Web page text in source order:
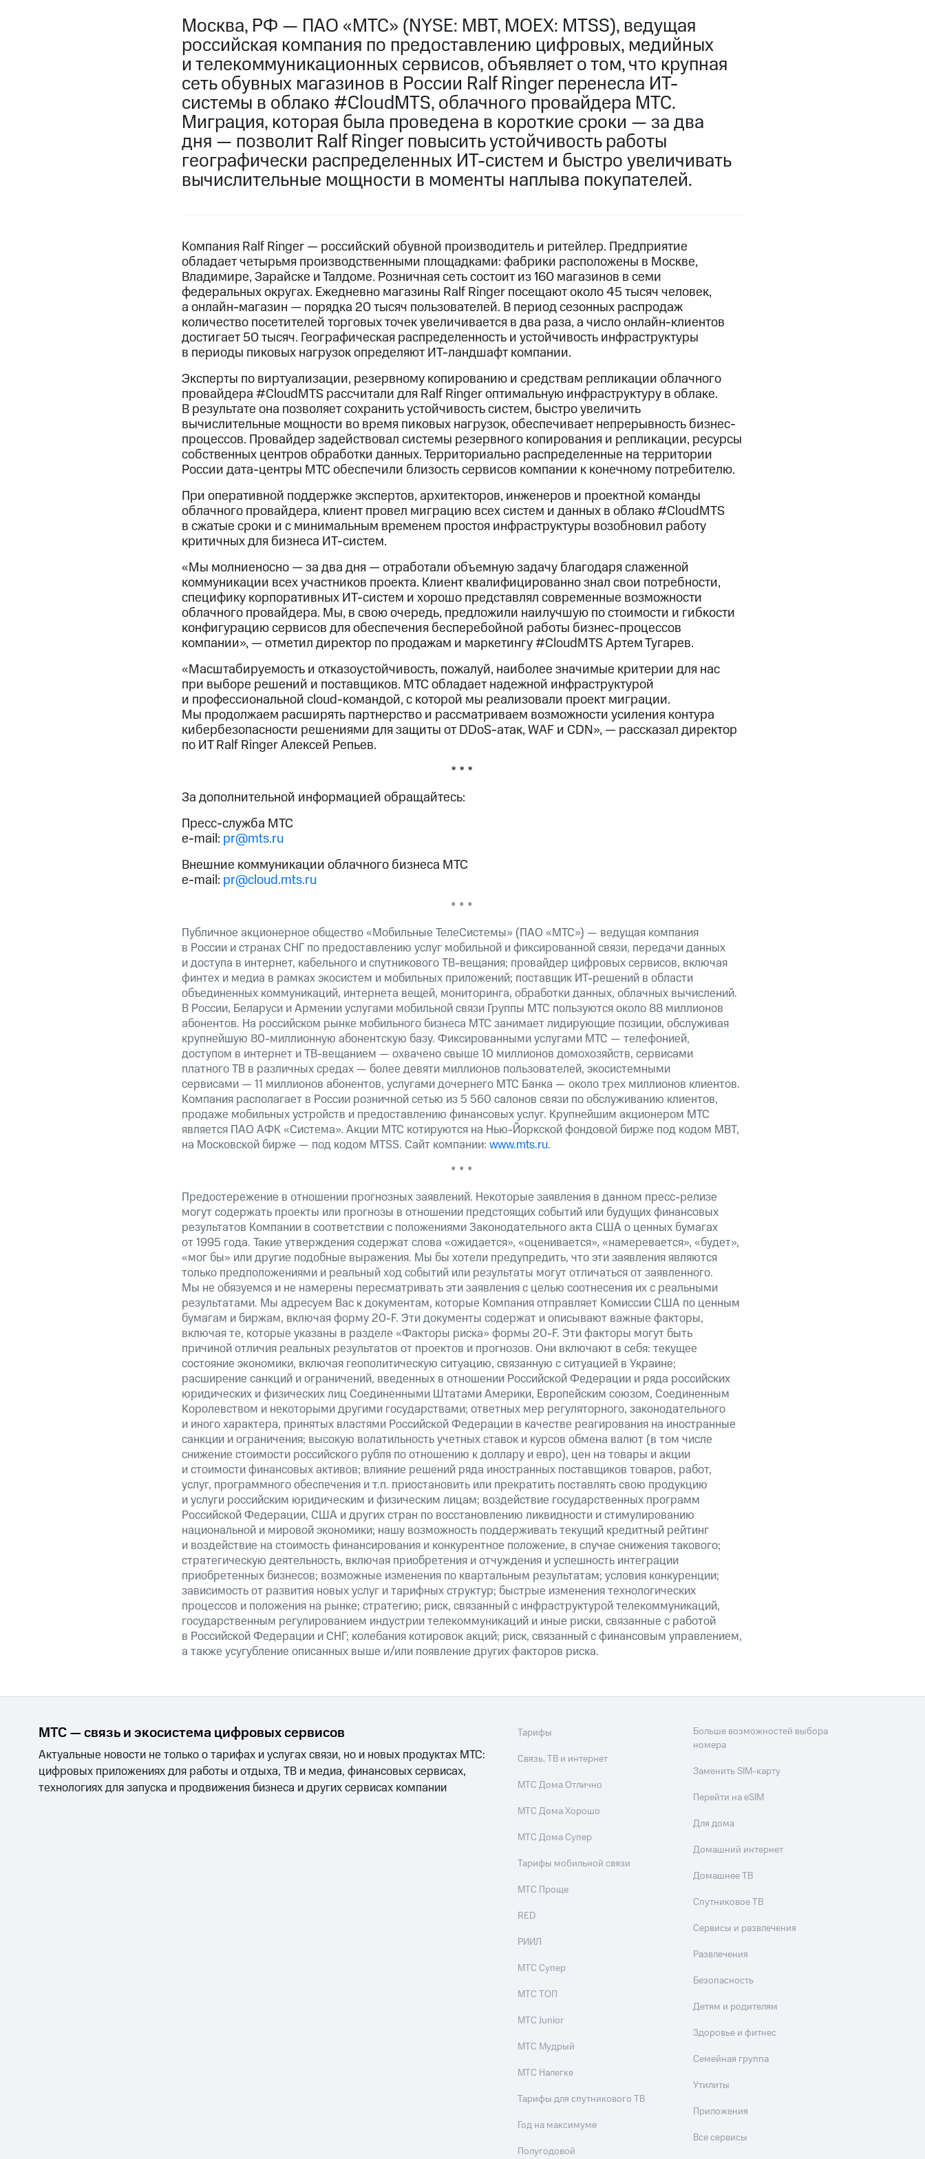
Москва, РФ — ПАО «МТС» (NYSE: MBT, MOEX: MTSS), ведущая
российская компания по предоставлению цифровых, медийных
и телекоммуникационных сервисов, объявляет о том, что крупная
сеть обувных магазинов в России Ralf Ringer перенесла ИТ-
системы в облако #CloudMTS, облачного провайдера МТС.
Миграция, которая была проведена в короткие сроки — за два
дня — позволит Ralf Ringer повысить устойчивость работы
географически распределенных ИТ-систем и быстро увеличивать
вычислительные мощности в моменты наплыва покупателей.
Компания Ralf Ringer — российский обувной производитель и ритейлер. Предприятие
обладает четырьмя производственными площадками: фабрики расположены в Москве,
Владимире, Зарайске и Талдоме. Розничная сеть состоит из 160 магазинов в семи
федеральных округах. Ежедневно магазины Ralf Ringer посещают около 45 тысяч человек,
а онлайн-магазин — порядка 20 тысяч пользователей. В период сезонных распродаж
количество посетителей торговых точек увеличивается в два раза, а число онлайн-клиентов
достигает 50 тысяч. Географическая распределенность и устойчивость инфраструктуры
в периоды пиковых нагрузок определяют ИТ-ландшафт компании.
Эксперты по виртуализации, резервному копированию и средствам репликации облачного
провайдера #CloudMTS рассчитали для Ralf Ringer оптимальную инфраструктуру в облаке.
В результате она позволяет сохранить устойчивость систем, быстро увеличить
вычислительные мощности во время пиковых нагрузок, обеспечивает непрерывность бизнес-
процессов. Провайдер задействовал системы резервного копирования и репликации, ресурсы
собственных центров обработки данных. Территориально распределенные на территории
России дата-центры МТС обеспечили близость сервисов компании к конечному потребителю.
При оперативной поддержке экспертов, архитекторов, инженеров и проектной команды
облачного провайдера, клиент провел миграцию всех систем и данных в облако #CloudMTS
в сжатые сроки и с минимальным временем простоя инфраструктуры возобновил работу
критичных для бизнеса ИТ-систем.
«Мы молниеносно — за два дня — отработали объемную задачу благодаря слаженной
коммуникации всех участников проекта. Клиент квалифицированно знал свои потребности,
специфику корпоративных ИТ-систем и хорошо представлял современные возможности
облачного провайдера. Мы, в свою очередь, предложили наилучшую по стоимости и гибкости
конфигурацию сервисов для обеспечения бесперебойной работы бизнес-процессов
компании», — отметил директор по продажам и маркетингу #CloudMTS Артем Тугарев.
«Масштабируемость и отказоустойчивость, пожалуй, наиболее значимые критерии для нас
при выборе решений и поставщиков. МТС обладает надежной инфраструктурой
и профессиональной cloud-командой, с которой мы реализовали проект миграции.
Мы продолжаем расширять партнерство и рассматриваем возможности усиления контура
кибербезопасности решениями для защиты от DDoS-атак, WAF и CDN», — рассказал директор
по ИТ Ralf Ringer Алексей Репьев.
* * *
За дополнительной информацией обращайтесь:
Пресс-служба МТС
e-mail: pr@mts.ru
Внешние коммуникации облачного бизнеса МТС
e-mail: pr@cloud.mts.ru
* * *
Публичное акционерное общество «Мобильные ТелеСистемы» (ПАО «МТС») — ведущая компания
в России и странах СНГ по предоставлению услуг мобильной и фиксированной связи, передачи данных
и доступа в интернет, кабельного и спутникового ТВ-вещания; провайдер цифровых сервисов, включая
финтех и медиа в рамках экосистем и мобильных приложений; поставщик ИТ-решений в области
объединенных коммуникаций, интернета вещей, мониторинга, обработки данных, облачных вычислений.
В России, Беларуси и Армении услугами мобильной связи Группы МТС пользуются около 88 миллионов
абонентов. На российском рынке мобильного бизнеса МТС занимает лидирующие позиции, обслуживая
крупнейшую 80-миллионную абонентскую базу. Фиксированными услугами МТС — телефонией,
доступом в интернет и ТВ-вещанием — охвачено свыше 10 миллионов домохозяйств, сервисами
платного ТВ в различных средах — более девяти миллионов пользователей, экосистемными
сервисами — 11 миллионов абонентов, услугами дочернего МТС Банка — около трех миллионов клиентов.
Компания располагает в России розничной сетью из 5 560 салонов связи по обслуживанию клиентов,
продаже мобильных устройств и предоставлению финансовых услуг. Крупнейшим акционером МТС
является ПАО АФК «Система». Акции МТС котируются на Нью-Йоркской фондовой бирже под кодом MBT,
на Московской бирже — под кодом MTSS. Сайт компании: www.mts.ru.
* * *
Предостережение в отношении прогнозных заявлений. Некоторые заявления в данном пресс-релизе
могут содержать проекты или прогнозы в отношении предстоящих событий или будущих финансовых
результатов Компании в соответствии с положениями Законодательного акта США о ценных бумагах
от 1995 года. Такие утверждения содержат слова «ожидается», «оценивается», «намеревается», «будет»,
«мог бы» или другие подобные выражения. Мы бы хотели предупредить, что эти заявления являются
только предположениями и реальный ход событий или результаты могут отличаться от заявленного.
Мы не обязуемся и не намерены пересматривать эти заявления с целью соотнесения их с реальными
результатами. Мы адресуем Вас к документам, которые Компания отправляет Комиссии США по ценным
бумагам и биржам, включая форму 20-F. Эти документы содержат и описывают важные факторы,
включая те, которые указаны в разделе «Факторы риска» формы 20-F. Эти факторы могут быть
причиной отличия реальных результатов от проектов и прогнозов. Они включают в себя: текущее
состояние экономики, включая геополитическую ситуацию, связанную с ситуацией в Украине;
расширение санкций и ограничений, введенных в отношении Российской Федерации и ряда российских
юридических и физических лиц Соединенными Штатами Америки, Европейским союзом, Соединенным
Королевством и некоторыми другими государствами; ответных мер регуляторного, законодательного
и иного характера, принятых властями Российской Федерации в качестве реагирования на иностранные
санкции и ограничения; высокую волатильность учетных ставок и курсов обмена валют (в том числе
снижение стоимости российского рубля по отношению к доллару и евро), цен на товары и акции
и стоимости финансовых активов; влияние решений ряда иностранных поставщиков товаров, работ,
услуг, программного обеспечения и т.п. приостановить или прекратить поставлять свою продукцию
и услуги российским юридическим и физическим лицам; воздействие государственных программ
Российской Федерации, США и других стран по восстановлению ликвидности и стимулированию
национальной и мировой экономики; нашу возможность поддерживать текущий кредитный рейтинг
и воздействие на стоимость финансирования и конкурентное положение, в случае снижения такового;
стратегическую деятельность, включая приобретения и отчуждения и успешность интеграции
приобретенных бизнесов; возможные изменения по квартальным результатам; условия конкуренции;
зависимость от развития новых услуг и тарифных структур; быстрые изменения технологических
процессов и положения на рынке; стратегию; риск, связанный с инфраструктурой телекоммуникаций,
государственным регулированием индустрии телекоммуникаций и иные риски, связанные с работой
в Российской Федерации и СНГ; колебания котировок акций; риск, связанный с финансовым управлением,
а также усугубление описанных выше и/или появление других факторов риска.
МТС — связь и экосистема цифровых сервисов
Актуальные новости не только о тарифах и услугах связи, но и новых продуктах МТС:
цифровых приложениях для работы и отдыха, ТВ и медиа, финансовых сервисах,
технологиях для запуска и продвижения бизнеса и других сервисах компании
Тарифы
Связь, ТВ и интернет
МТС Дома Отлично
МТС Дома Хорошо
МТС Дома Супер
Тарифы мобильной связи
МТС Проще
RED
РИИЛ
МТС Супер
МТС ТОП
МТС Junior
МТС Мудрый
МТС Налегке
Тарифы для спутникового ТВ
Год на максимуме
Полугодовой
Больше возможностей выбора
номера
Заменить SIM-карту
Перейти на eSIM
Для дома
Домашний интернет
Домашнее ТВ
Спутниковое ТВ
Сервисы и развлечения
Развлечения
Безопасность
Детям и родителям
Здоровье и фитнес
Семейная группа
Утилиты
Приложения
Все сервисы